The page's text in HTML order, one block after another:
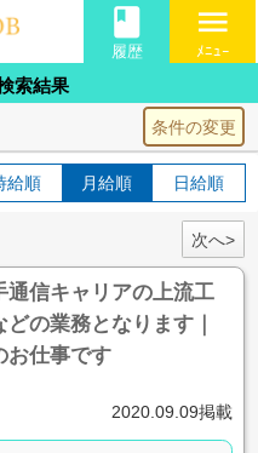
book
履歴
menu
ﾒﾆｭｰ
索結果
条件の変更
給順 月給順 日給順
次へ>
信キャリアの上流工
の業務となります｜
仕事です
2020.09.09掲載